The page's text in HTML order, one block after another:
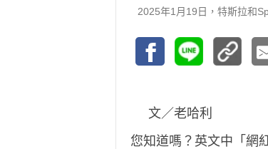
2025年1月19日，特斯拉和
文／老哈利
您知道嗎？英文中「網